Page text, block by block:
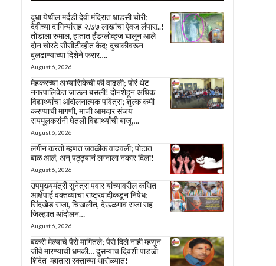
दुधा येथील मर्दडी देवी मंदिरात धाडसी चोरी;
देवीच्या दागिन्यांसह २.७७ लाखांचा ऐवज लंपास..!
तोंडाला रुमाल, हातात हँडग्लोव्हज घालून आले
दोन चोरटे सीसीटीव्हीत कैद; दुचाकीवरून
बुलढाण्याच्या दिशेने फरार….
August 6, 2026
मेहकरच्या अभ्यासिकेची फी वाढली; पोरं थेट
नगरपालिकेत जाऊन बसली! दोनशेहून अधिक
विद्यार्थ्यांचा आंदोलनात्मक पवित्रा; शुल्क कमी
करण्याची मागणी, माजी आमदार संजय
रायमूलकरांनी घेतली विद्यार्थ्यांची बाजू….
August 6, 2026
लगीन करतो म्हणत जवळीक वाढवली; पोटात
बाळ आलं, अन् पठ्ठ्यानं लग्नाला नकार दिला!
August 6, 2026
उपमुख्यमंत्री सुनेत्रा पवार यांच्यावरील कथित
आक्षेपार्ह वक्तव्याचा राष्ट्रवादीकडून निषेध;
सिंदखेड राजा, चिखलीत, देऊळगाव राजा सह
जिल्ह्यात आंदोलन…
August 6, 2026
बकरी मेल्याचे पैसे मागितले; पैसे दिले नाही म्हणून
जीवे मारण्याची धमकी… दुसऱ्याच दिवशी पाडळी
शिंदेत म्हातारा रक्ताच्या थारोळ्यात!